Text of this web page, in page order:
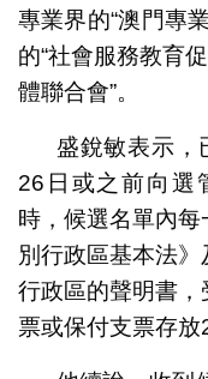
專業界的“澳門專
的“社會服務教育
體聯合會”。
盛銳敏表示，
26日或之前向選
時，候選名單內
別行政區基本法
行政區的聲明書
票或保付支票存放